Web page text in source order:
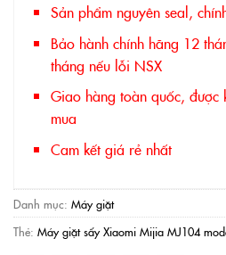
Sản phẩm nguyên seal,
Bảo hành chính hãng 12
tháng nếu lỗi NSX
Giao hàng toàn quốc, được
mua
Cam kết giá rẻ nhất
Danh mục: Máy giặt
Thẻ: Máy giặt sấy Xiaomi Mijia MJ104